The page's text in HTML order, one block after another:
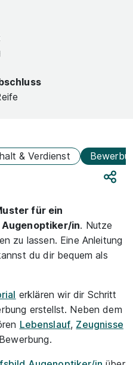
& Verdienst
für ein
in. Nutze
zu lassen. Eine Anleitung
du dir bequem als
erklären wir dir Schritt
erstellst. Neben dem
Lebenslauf, Zeugnisse